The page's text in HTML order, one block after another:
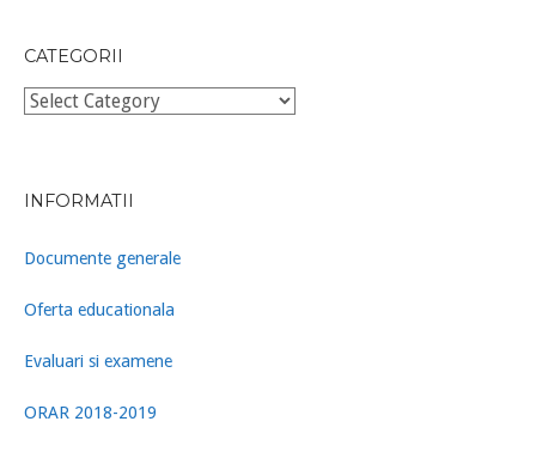
CATEGORII
Categorii
INFORMATII
Documente generale
Oferta educationala
Evaluari si examene
ORAR 2018-2019